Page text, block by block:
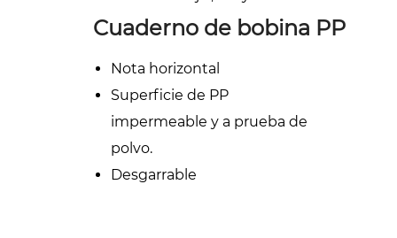
Cuaderno de bobina PP
Nota horizontal
Superficie de PP
impermeable y a prueba de
polvo.
Desgarrable